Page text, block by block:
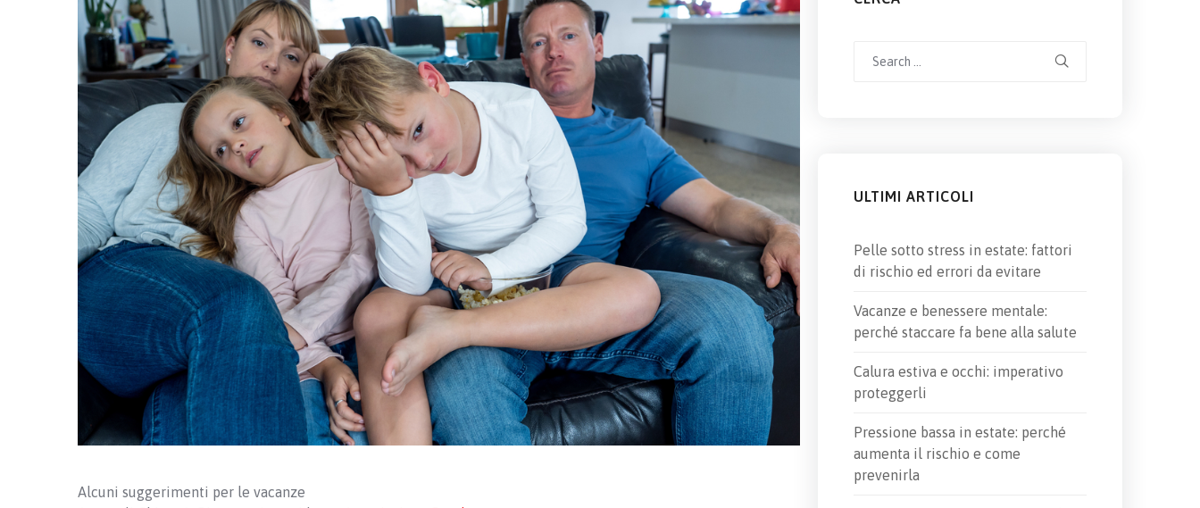
Alcuni suggerimenti per le vacanze
ULTIMI ARTICOLI
Pelle sotto stress in estate: fattori
di rischio ed errori da evitare
Vacanze e benessere mentale:
perché staccare fa bene alla salute
Calura estiva e occhi: imperativo
proteggerli
Pressione bassa in estate: perché
aumenta il rischio e come
prevenirla